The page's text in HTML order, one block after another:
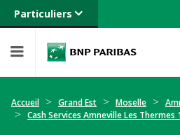
Particuliers
Banque privée
Entreprises
Accueil Grand Est Moselle
Cash Services Amneville Les Thermes